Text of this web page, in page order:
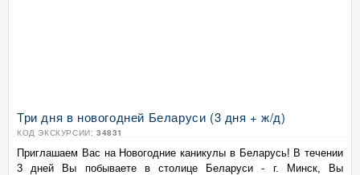
Три дня в новогодней Беларуси (3 дня + ж/д)
КОД ЭКСКУРСИИ: 34831
Приглашаем Вас на Новогодние каникулы в Беларусь! В течении
3 дней Вы побываете в столице Беларуси - г. Минск, Вы